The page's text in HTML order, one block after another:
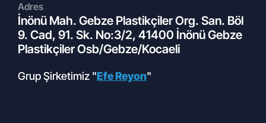
11.05.2022
İklimlendirme Nedir?
Adres
İnönü Mah. Gebze Plastikçiler Org. San. Böl
9. Cad, 91. Sk. No:3/2, 41400 İnönü Gebze
Plastikçiler Osb/Gebze/Kocaeli
Grup Şirketimiz "Efe Reyon"